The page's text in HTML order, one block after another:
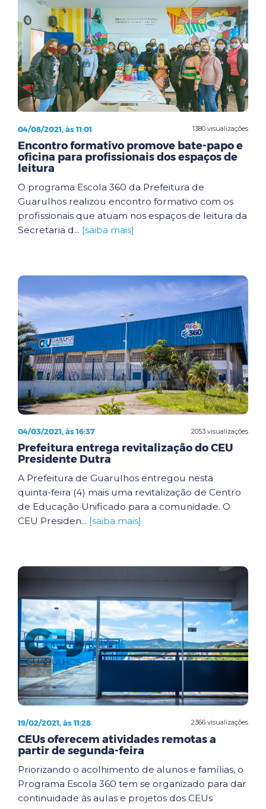
1380 visualizações
04/08/2021, às 11:01
Encontro formativo promove bate-papo e
oficina para profissionais dos espaços de
leitura
O programa Escola 360 da Prefeitura de
Guarulhos realizou encontro formativo com os
profissionais que atuam nos espaços de leitura da
Secretaria d... [saiba mais]
2053 visualizações
04/03/2021, às 16:37
Prefeitura entrega revitalização do CEU
Presidente Dutra
A Prefeitura de Guarulhos entregou nesta
quinta-feira (4) mais uma revitalização de Centro
de Educação Unificado para a comunidade. O
CEU Presiden... [saiba mais]
2366 visualizações
19/02/2021, às 11:28
CEUs oferecem atividades remotas a
partir de segunda-feira
Priorizando o acolhimento de alunos e famílias, o
Programa Escola 360 tem se organizado para dar
continuidade às aulas e projetos dos CEUs